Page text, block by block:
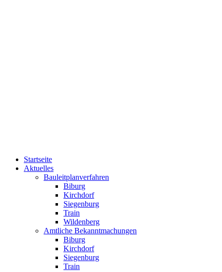
Startseite
Aktuelles
Bauleitplanverfahren
Biburg
Kirchdorf
Siegenburg
Train
Wildenberg
Amtliche Bekanntmachungen
Biburg
Kirchdorf
Siegenburg
Train